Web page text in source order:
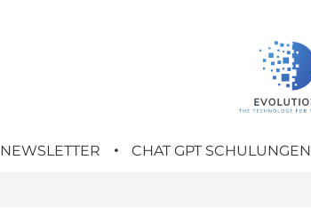
NEWSLETTER CHAT GPT SCHULUNGEN